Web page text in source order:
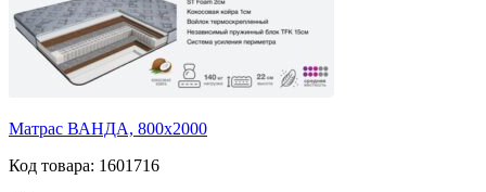
Матрас ВАНДА, 800х2000
Код товара: 1601716